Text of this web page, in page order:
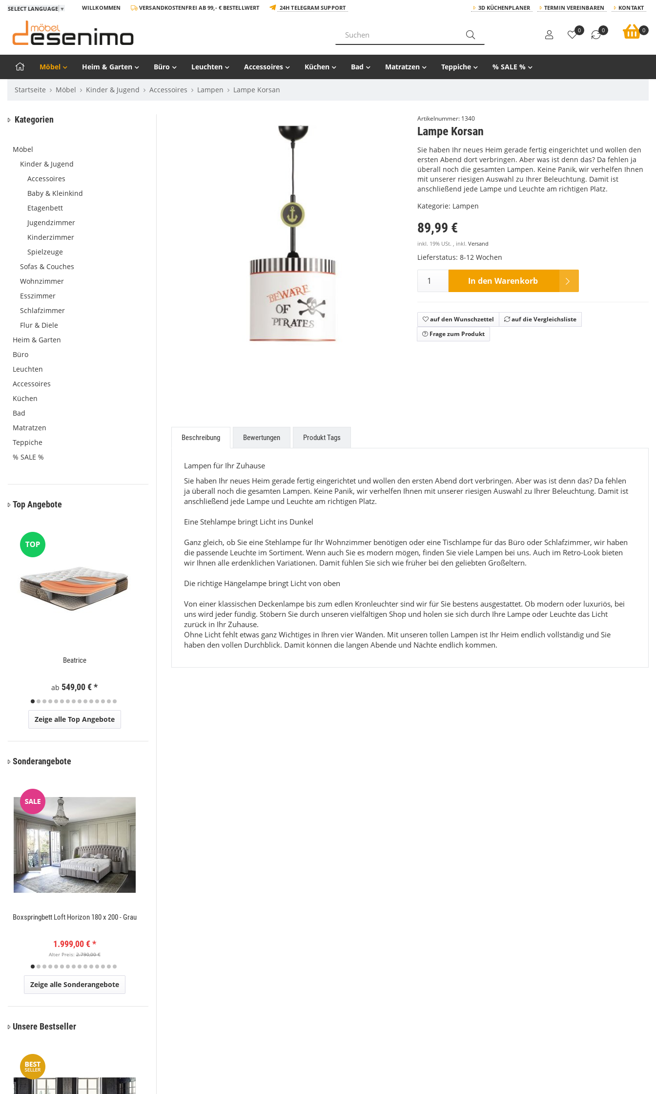
SELECT LANGUAGE ▼ WILLKOMMEN VERSANDKOSTENFREI AB 99,- € BESTELLWERT 24H TELEGRAM SUPPORT 3D KÜCHENPLANER TERMIN VEREINBAREN KONTAKT
0 0 0
Möbel Heim & Garten Büro Leuchten Accessoires Küchen Bad Matratzen Teppiche % SALE %
Startseite Möbel Kinder & Jugend Accessoires Lampen Lampe Korsan
Artikelnummer: 1340
Lampe Korsan
Sie haben Ihr neues Heim gerade fertig eingerichtet und wollen den
ersten Abend dort verbringen. Aber was ist denn das? Da fehlen ja
überall noch die gesamten Lampen. Keine Panik, wir verhelfen Ihnen
mit unserer riesigen Auswahl zu Ihrer Beleuchtung. Damit ist
anschließend jede Lampe und Leuchte am richtigen Platz.
Kategorie: Lampen
89,99 €
inkl. 19% USt. , inkl. Versand
Lieferstatus: 8-12 Wochen
In den Warenkorb
auf den Wunschzettel
auf die Vergleichsliste
Frage zum Produkt
Beschreibung Bewertungen Produkt Tags
Lampen für Ihr Zuhause
Sie haben Ihr neues Heim gerade fertig eingerichtet und wollen den ersten Abend dort verbringen. Aber was ist denn das? Da fehlen
ja überall noch die gesamten Lampen. Keine Panik, wir verhelfen Ihnen mit unserer riesigen Auswahl zu Ihrer Beleuchtung. Damit ist
anschließend jede Lampe und Leuchte am richtigen Platz.
Eine Stehlampe bringt Licht ins Dunkel
Ganz gleich, ob Sie eine Stehlampe für Ihr Wohnzimmer benötigen oder eine Tischlampe für das Büro oder Schlafzimmer, wir haben
die passende Leuchte im Sortiment. Wenn auch Sie es modern mögen, finden Sie viele Lampen bei uns. Auch im Retro-Look bieten
wir Ihnen alle erdenklichen Variationen. Damit fühlen Sie sich wie früher bei den geliebten Großeltern.
Die richtige Hängelampe bringt Licht von oben
Von einer klassischen Deckenlampe bis zum edlen Kronleuchter sind wir für Sie bestens ausgestattet. Ob modern oder luxuriös, bei
uns wird jeder fündig. Stöbern Sie durch unseren vielfältigen Shop und holen sie sich durch Ihre Lampe oder Leuchte das Licht
zurück in Ihr Zuhause.
Ohne Licht fehlt etwas ganz Wichtiges in Ihren vier Wänden. Mit unseren tollen Lampen ist Ihr Heim endlich vollständig und Sie
haben den vollen Durchblick. Damit können die langen Abende und Nächte endlich kommen.
Kategorien
Möbel
Kinder & Jugend
Accessoires
Baby & Kleinkind
Etagenbett
Jugendzimmer
Kinderzimmer
Spielzeuge
Sofas & Couches
Wohnzimmer
Esszimmer
Schlafzimmer
Flur & Diele
Heim & Garten
Büro
Leuchten
Accessoires
Küchen
Bad
Matratzen
Teppiche
% SALE %
Top Angebote
Beatrice
ab 549,00 €*
Zeige alle Top Angebote
Sonderangebote
Boxspringbett Loft Horizon 180 x 200 - Grau
1.999,00 € *
Alter Preis:2.790,00 €
Zeige alle Sonderangebote
Unsere Bestseller